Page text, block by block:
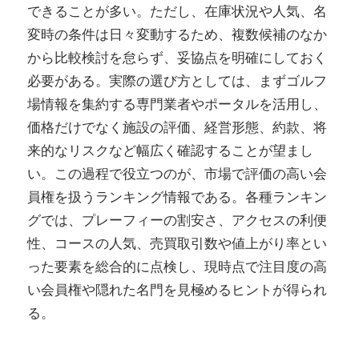
できることが多い。ただし、在庫状況や人気、名
変時の条件は日々変動するため、複数候補のなか
から比較検討を怠らず、妥協点を明確にしておく
必要がある。実際の選び方としては、まずゴルフ
場情報を集約する専門業者やポータルを活用し、
価格だけでなく施設の評価、経営形態、約款、将
来的なリスクなど幅広く確認することが望まし
い。この過程で役立つのが、市場で評価の高い会
員権を扱うランキング情報である。各種ランキン
グでは、プレーフィーの割安さ、アクセスの利便
性、コースの人気、売買取引数や値上がり率とい
った要素を総合的に点検し、現時点で注目度の高
い会員権や隠れた名門を見極めるヒントが得られ
る。